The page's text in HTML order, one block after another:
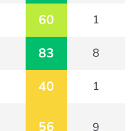
60 1
83 8
40 1
56 9